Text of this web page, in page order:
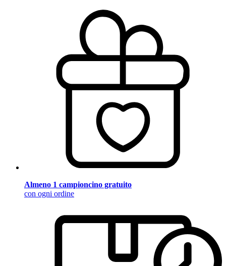
Almeno 1 campioncino gratuito
con ogni ordine